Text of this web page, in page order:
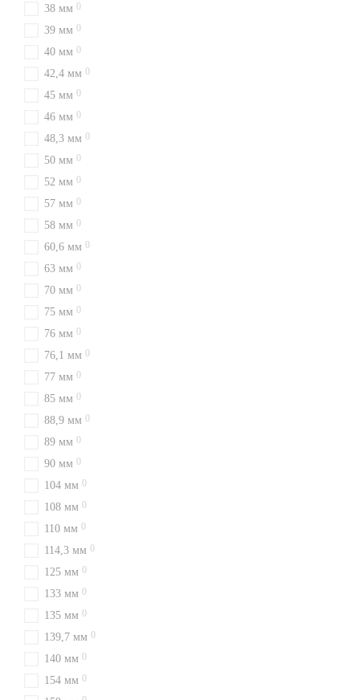
38 мм 0
39 мм 0
40 мм 0
42,4 мм 0
45 мм 0
46 мм 0
48,3 мм 0
50 мм 0
52 мм 0
57 мм 0
58 мм 0
60,6 мм 0
63 мм 0
70 мм 0
75 мм 0
76 мм 0
76,1 мм 0
77 мм 0
85 мм 0
88,9 мм 0
89 мм 0
90 мм 0
104 мм 0
108 мм 0
110 мм 0
114,3 мм 0
125 мм 0
133 мм 0
135 мм 0
139,7 мм 0
140 мм 0
154 мм 0